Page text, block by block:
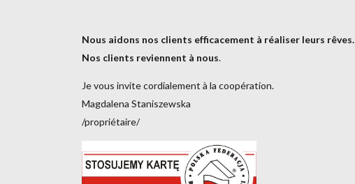
Nous aidons nos clients efficacement à réaliser leurs rêves.
Nos clients reviennent à nous.
Je vous invite cordialement à la coopération.
Magdalena Staniszewska
/propriétaire/